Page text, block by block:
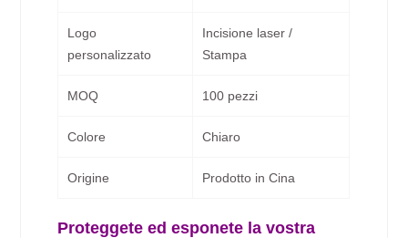
Logo
personalizzato
Incisione laser /
Stampa
MOQ 100 pezzi
Colore Chiaro
Origine Prodotto in Cina
Proteggete ed esponete la vostra